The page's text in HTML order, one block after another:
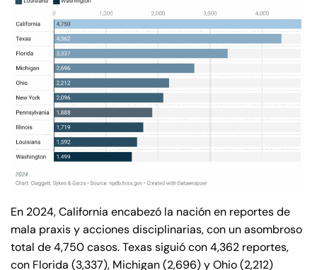
En 2024, California encabezó la nación en reportes de
mala praxis y acciones disciplinarias, con un asombroso
total de 4,750 casos. Texas siguió con 4,362 reportes,
con Florida (3,337), Michigan (2,696) y Ohio (2,212)